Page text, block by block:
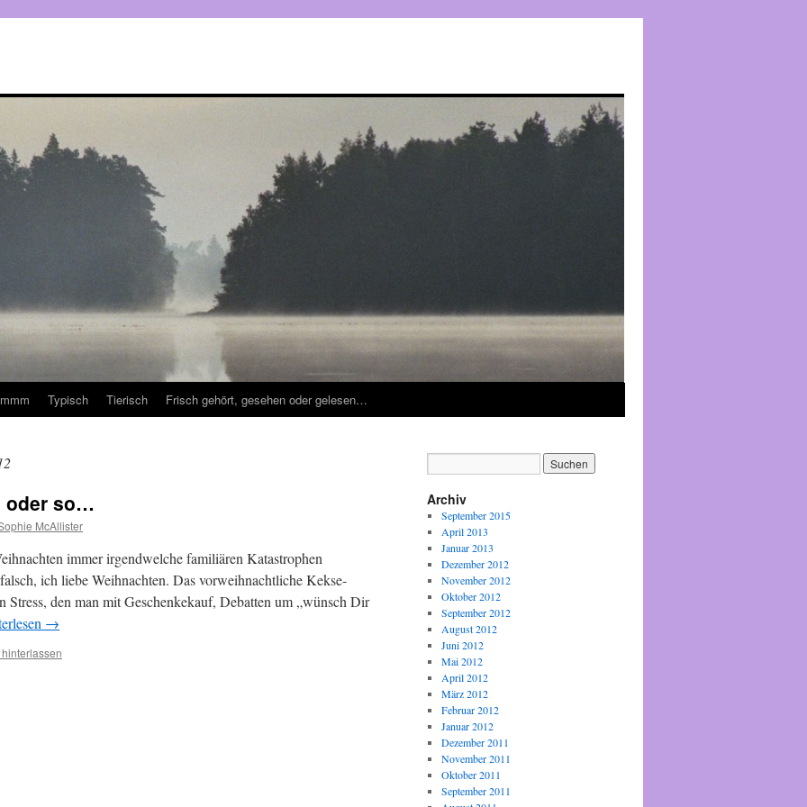
Typisch Tierisch Frisch gehört, gesehen oder gelesen…
oder so…
McAllister
immer irgendwelche familiären Katastrophen
ich liebe Weihnachten. Das vorweihnachtliche Kekse-
Stress, den man mit Geschenkekauf, Debatten um „wünsch Dir
→
Archiv
September 2015
April 2013
Januar 2013
Dezember 2012
November 2012
Oktober 2012
September 2012
August 2012
Juni 2012
Mai 2012
April 2012
März 2012
Februar 2012
Januar 2012
Dezember 2011
November 2011
Oktober 2011
September 2011